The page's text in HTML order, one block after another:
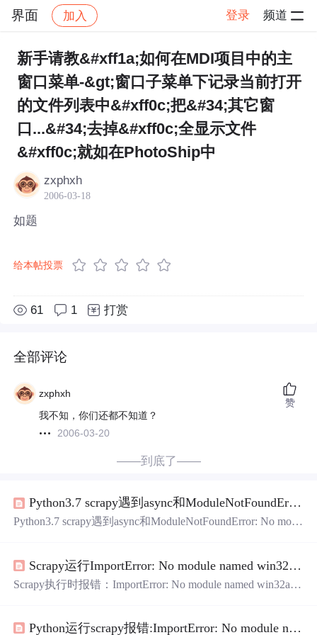
界面 加入 登录 频道
社区 界面 帖子详情
新手请教&#xff1a;如何在MDI项目中的主
窗口菜单-&gt;窗口子菜单下记录当前打开
的文件列表中&#xff0c;把&#34;其它窗
口...&#34;去掉&#xff0c;全显示文件
&#xff0c;就如在PhotoShip中
zxphxh
2006-03-18
如题
给本帖投票
61 1 打赏
全部评论
zxphxh
我不知，你们还都不知道？
2006-03-20
赞
——到底了——
Python3.7 scrapy遇到async和ModuleNotFoundError: No module named ‘win32api‘报错的解决方案
Python3.7 scrapy遇到async和ModuleNotFoundError: No modu
NotFoundError: No module named 'win32api'报错四、参考资
料 一、运行环境 Windo...
Scrapy运行ImportError: No module named win32api
Scrapy执行时报错：ImportError: No module named win32api
Python运行scrapy报错:ImportError: No module named win32api